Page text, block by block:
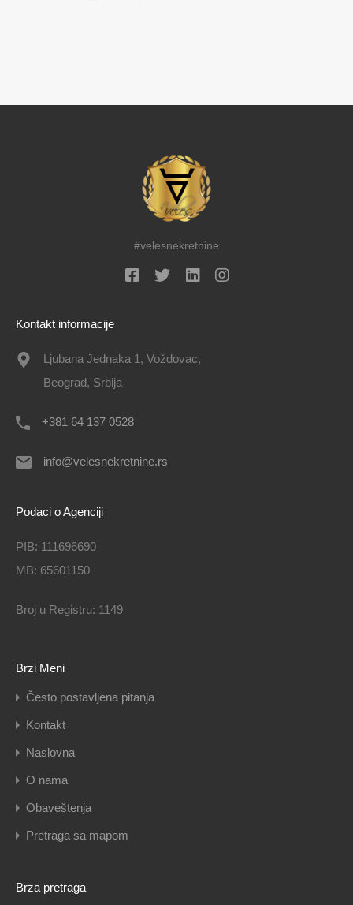
#velesnekretnine
Kontakt informacije
Ljubana Jednaka 1, Voždovac,
Beograd, Srbija
+381 64 137 0528
info@velesnekretnine.rs
Podaci o Agenciji
PIB: 111696690
MB: 65601150
Broj u Registru: 1149
Brzi Meni
Često postavljena pitanja
Kontakt
Naslovna
O nama
Obaveštenja
Pretraga sa mapom
Brza pretraga